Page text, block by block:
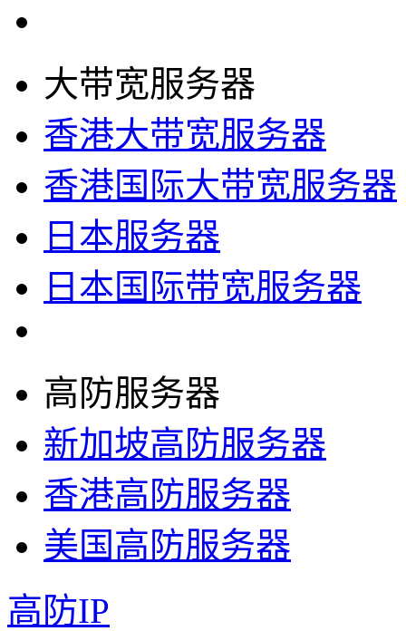
大带宽服务器
香港大带宽服务器
香港国际大带宽服务器
日本服务器
日本国际带宽服务器
高防服务器
新加坡高防服务器
香港高防服务器
美国高防服务器
高防IP